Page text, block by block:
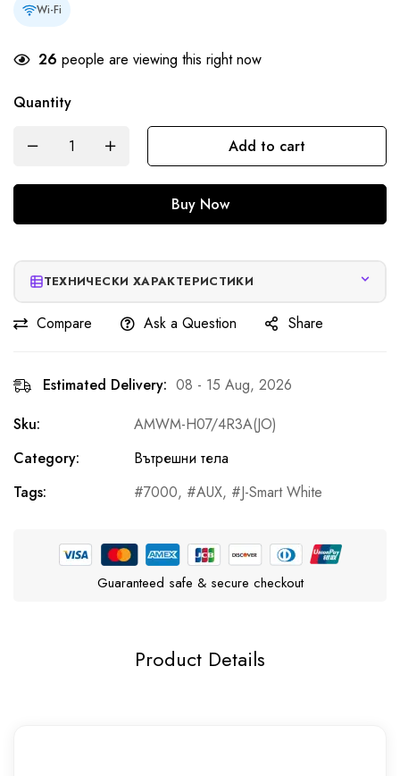
Wi-Fi
26 people are viewing this right now
Quantity
Add to cart
Buy Now
ТЕХНИЧЕСКИ ХАРАКТЕРИСТИКИ
Compare Ask a Question Share
Estimated Delivery: 08 - 15 Aug, 2026
Sku:
AMWM-H07/4R3A(JO)
Category:
Вътрешни тела
Tags:
7000, AUX, J-Smart White
Guaranteed safe & secure checkout
Product Details